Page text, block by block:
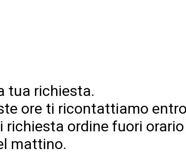
tua richiesta.
ore ti ricontattiamo
ordine fuori
mattino.